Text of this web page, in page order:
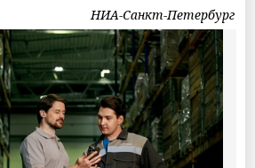
НИА-Санкт-Петербург